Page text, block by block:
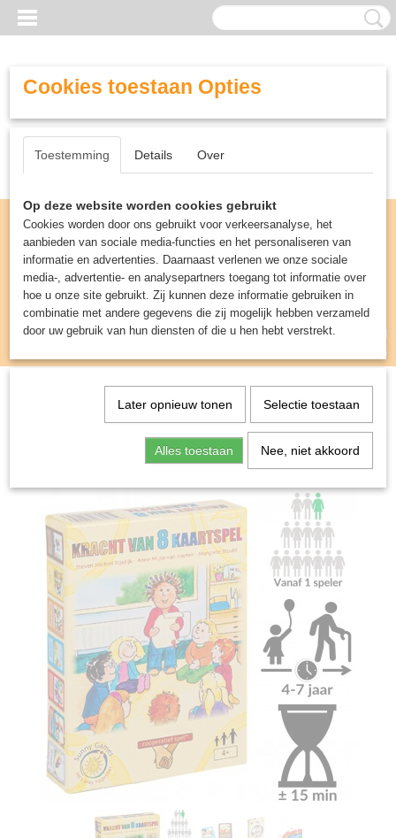
Inloggen Registreren
UW WINKELWAGEN
(0)
Spellen & Puzzels> Kracht van 8 Kaartspel -
Cookies toestaan Opties
Toestemming Details Over
Op deze website worden cookies gebruikt
Cookies worden door ons gebruikt voor verkeersanalyse, het
aanbieden van sociale media-functies en het personaliseren van
informatie en advertenties. Daarnaast verlenen we onze sociale
media-, advertentie- en analysepartners toegang tot informatie over
hoe u onze site gebruikt. Zij kunnen deze informatie gebruiken in
combinatie met andere gegevens die zij mogelijk hebben verzameld
door uw gebruik van hun diensten of die u hen hebt verstrekt.
Later opnieuw tonen Selectie toestaan
Alles toestaan Nee, niet akkoord